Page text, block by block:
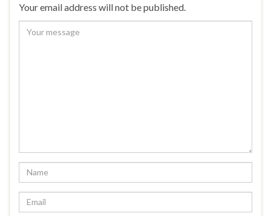
Your email address will not be published.